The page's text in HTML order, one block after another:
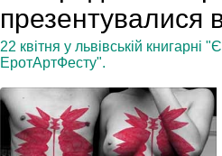
презентувалися
22 квітня у львівській книгарні
ЕротАртФесту".